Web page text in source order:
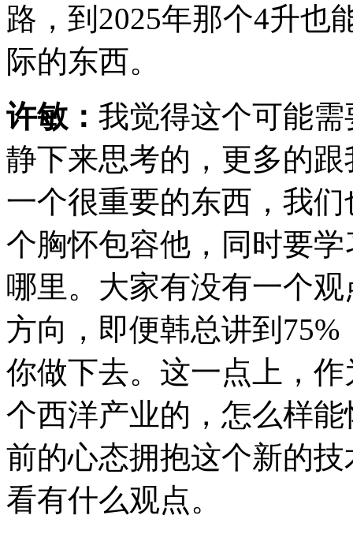
路，到2025年那个4升也
际的东西。
许敏： 我觉得这个可能
静下来思考的，更多的
一个很重要的东西，我
个胸怀包容他，同时要
哪里。大家有没有一个
方向，即便韩总讲到
你做下去。这一点上，
个西洋产业的，怎么样
前的心态拥抱这个新的
看有什么观点。